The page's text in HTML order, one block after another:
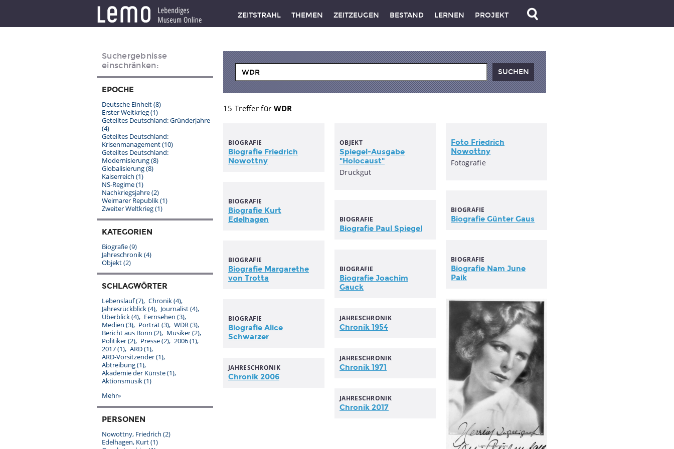
ZEITSTRAHL THEMEN ZEITZEUGEN BESTAND LERNEN PROJEKT
15 Treffer für WDR
BIOGRAFIE
Biografie Friedrich
Nowottny
OBJEKT
Spiegel-Ausgabe
"Holocaust"
Druckgut
Foto Friedrich
Nowottny
Fotografie
BIOGRAFIE
Biografie Kurt
Edelhagen
BIOGRAFIE
Biografie Günter Gaus
BIOGRAFIE
Biografie Paul Spiegel
BIOGRAFIE
Biografie Nam June
Paik
BIOGRAFIE
Biografie Margarethe
von Trotta
BIOGRAFIE
Biografie Joachim
Gauck
BIOGRAFIE
Biografie Alice
Schwarzer
JAHRESCHRONIK
Chronik 1954
JAHRESCHRONIK
Chronik 1971
JAHRESCHRONIK
Chronik 2006
JAHRESCHRONIK
Chronik 2017
Suchergebnisse
einschränken:
EPOCHE
Deutsche Einheit(8)
Erster Weltkrieg(1)
Geteiltes Deutschland: Gründerjahre
(4)
Geteiltes Deutschland:
Krisenmanagement(10)
Geteiltes Deutschland:
Modernisierung(8)
Globalisierung(8)
Kaiserreich (1)
NS-Regime(1)
Nachkriegsjahre(2)
Weimarer Republik(1)
Zweiter Weltkrieg(1)
KATEGORIEN
Biografie(9)
Jahreschronik(4)
Objekt(2)
SCHLAGWÖRTER
Lebenslauf(7) Chronik(4)
Jahresrückblick(4) Journalist(4)
Überblick(4) Fernsehen (3)
Medien (3) Porträt(3) WDR(3)
Bericht aus Bonn (2) Musiker(2)
Politiker(2) Presse(2) 2006(1)
2017(1) ARD(1)
ARD-Vorsitzender(1)
Abtreibung(1)
Akademie der Künste(1)
Aktionsmusik(1)
Mehr»
PERSONEN
Nowottny, Friedrich (2)
Edelhagen, Kurt(1)